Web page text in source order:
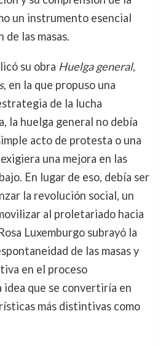
un instrumento esencial
de las masas.
su obra Huelga general,
, en la que propuso una
de la lucha
la huelga general no debía
acto de protesta o una
una mejora en las
En lugar de eso, debía ser
la revolución social, un
al proletariado hacia
Luxemburgo subrayó la
de las masas y
en el proceso
idea que se convertiría en
más distintivas como